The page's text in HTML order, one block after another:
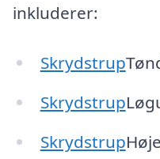
inkluderer:
Skrydstrup
Skrydstrup
Skrydstrup